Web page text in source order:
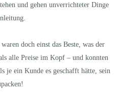
und gehen unverrichteter Dinge
doch einst das Beste, was der
alle Preise im Kopf – und konnten
je ein Kunde es geschafft hätte, sein